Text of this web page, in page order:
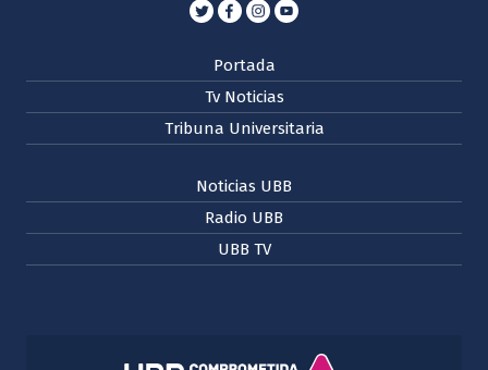
Portada
Tv Noticias
Tribuna Universitaria
Noticias UBB
Radio UBB
UBB TV